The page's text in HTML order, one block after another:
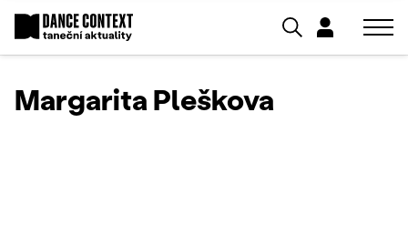
Margarita Pleškova